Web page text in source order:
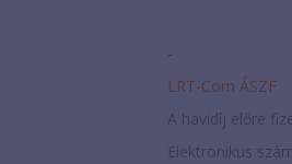
-
LRT-Com ÁSZF
A havidíj előre
Elektronikus